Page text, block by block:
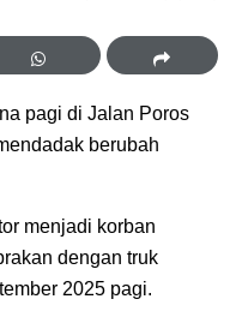
pagi di Jalan Poros
berubah
menjadi korban
dengan truk
2025 pagi.